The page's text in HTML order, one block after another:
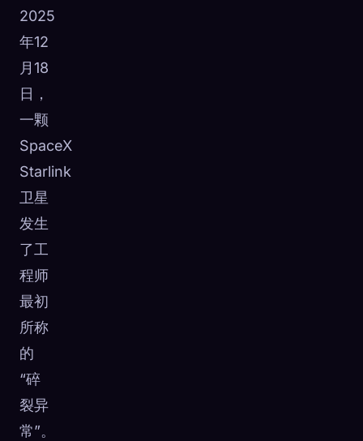
2025
年12
月18
日，
一颗
SpaceX
Starlink
卫星
发生
了工
程师
最初
所称
的
“碎
裂异
常”。